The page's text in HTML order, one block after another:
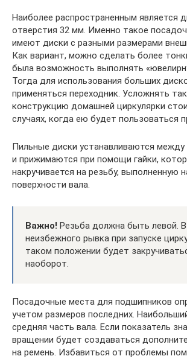
Наиболее распространенным является
отверстия 32 мм. Именно такое
имеют диски с разными размерами
Как вариант, можно сделать более
была возможность выполнять
Тогда для использования больших
применяться переходник. Усложнять
конструкцию домашней циркулярки
случаях, когда ею будет пользоваться
Пильные диски устанавливаются
и прижимаются при помощи гайки,
накручивается на резьбу, выполненную
поверхности вала.
Важно! Резьба должна быть левой.
неизбежного рывка при запуске
таком положении будет
наоборот.
Посадочные места для подшипников
учетом размеров последних.
средняя часть вала. Если показатель
вращении будет создаваться
на ремень. Избавиться от проблемы